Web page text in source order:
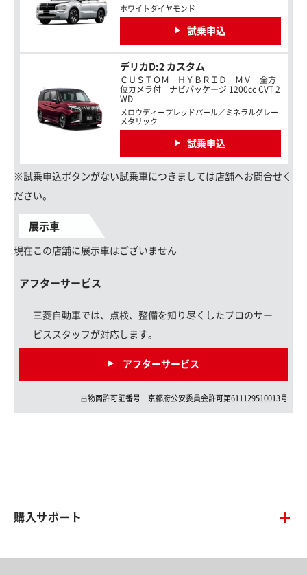
ホワイトダイヤモンド
試乗申込
デリカD:2 カスタム
ＣＵＳＴＯＭ ＨＹＢＲＩＤ ＭＶ 全方
位カメラ付 ナビパッケージ 1200cc CVT 2
WD
メロウディープレッドパール／ミネラルグレー
メタリック
試乗申込
※試乗申込ボタンがない試乗車につきましては店舗へお問合せく
ださい。
展示車
現在この店舗に展示車はございません
アフターサービス
三菱自動車では、点検、整備を知り尽くしたプロのサー
ビススタッフが対応します。
アフターサービス
古物商許可証番号 京都府公安委員会許可第611129510013号
購入サポート